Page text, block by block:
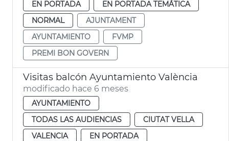
EN PORTADA
EN PORTADA TEMÁTICA
NORMAL
AJUNTAMENT
AYUNTAMIENTO
FVMP
PREMI BON GOVERN
Visitas balcón Ayuntamiento València
modificado hace 6 meses
AYUNTAMIENTO
TODAS LAS AUDIENCIAS
CIUTAT VELLA
VALENCIA
EN PORTADA